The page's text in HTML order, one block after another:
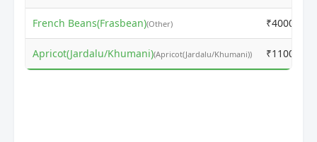
French Beans(Frasbean)(Other) ₹4000
Apricot(Jardalu/Khumani)(Apricot(Jardalu/Khumani)) ₹11000